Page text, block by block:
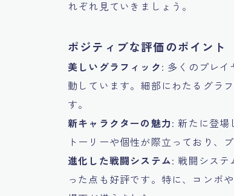
れぞれ見ていきましょう。
ポジティブな評価のポイント
美しいグラフィック: 多くのプレイ
動しています。細部にわたるグラ
す。
新キャラクターの魅力: 新たに登場
トーリーや個性が際立っており、
進化した戦闘システム: 戦闘システ
った点も好評です。特に、コンボ